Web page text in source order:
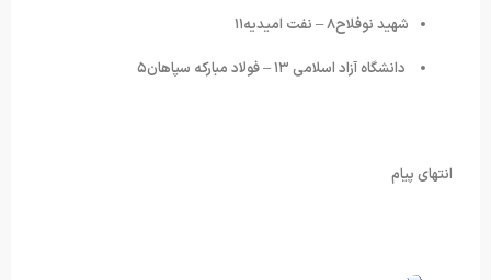
شهید نوفلاح۸ – نفت امیدیه۱۱
دانشگاه آزاد اسلامی ۱۳ – فولاد مبارکه سپاهان۵
انتهای پیام